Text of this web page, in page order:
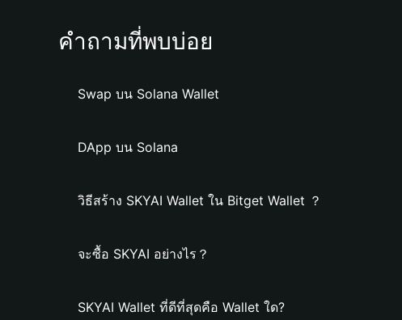
คำถามที่พบบ่อย
Swap บน Solana Wallet
DApp บน Solana
วิธีสร้าง SKYAI Wallet ใน Bitget Wallet ？
จะซื้อ SKYAI อย่างไร？
SKYAI Wallet ที่ดีที่สุดคือ Wallet ใด?